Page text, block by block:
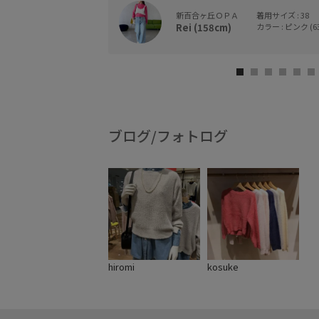
新百合ヶ丘ＯＰＡ
Rei (158cm)
着用サイズ : 38
カラー : ピンク
ブログ/フォトログ
hiromi kosuke